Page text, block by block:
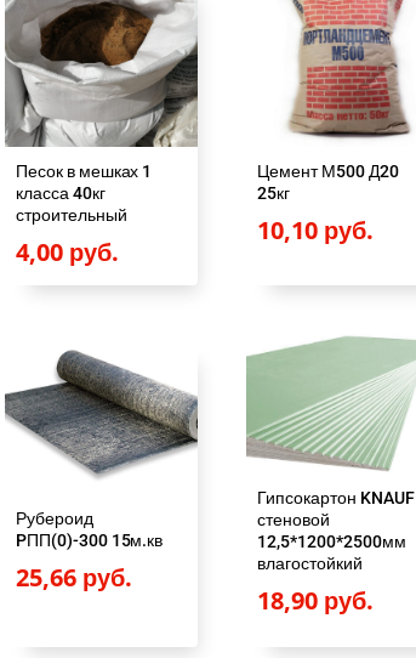
Песок в мешках 1
класса 40кг
строительный
4,00 руб.
Цемент М500 Д20
25кг
10,10 руб.
Рубероид
PПП(0)-300 15м.кв
25,66 руб.
Гипсокартон KNAUF
стеновой
12,5*1200*2500мм
влагостойкий
18,90 руб.